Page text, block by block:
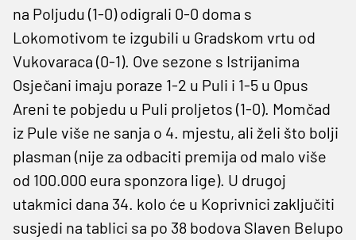
na Poljudu (1-0) odigrali 0-0 doma s
Lokomotivom te izgubili u Gradskom vrtu od
Vukovaraca (0-1). Ove sezone s Istrijanima
Osječani imaju poraze 1-2 u Puli i 1-5 u Opus
Areni te pobjedu u Puli proljetos (1-0). Momčad
iz Pule više ne sanja o 4. mjestu, ali želi što bolji
plasman (nije za odbaciti premija od malo više
od 100.000 eura sponzora lige). U drugoj
utakmici dana 34. kolo će u Koprivnici zaključiti
susjedi na tablici sa po 38 bodova Slaven Belupo